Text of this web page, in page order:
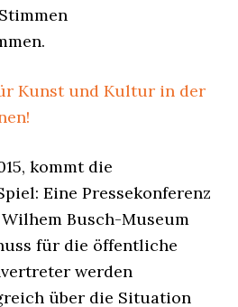
Kunst und Kultur in der
kommt die
Eine Pressekonferenz
Busch-Museum
für die öffentliche
werden
über die Situation